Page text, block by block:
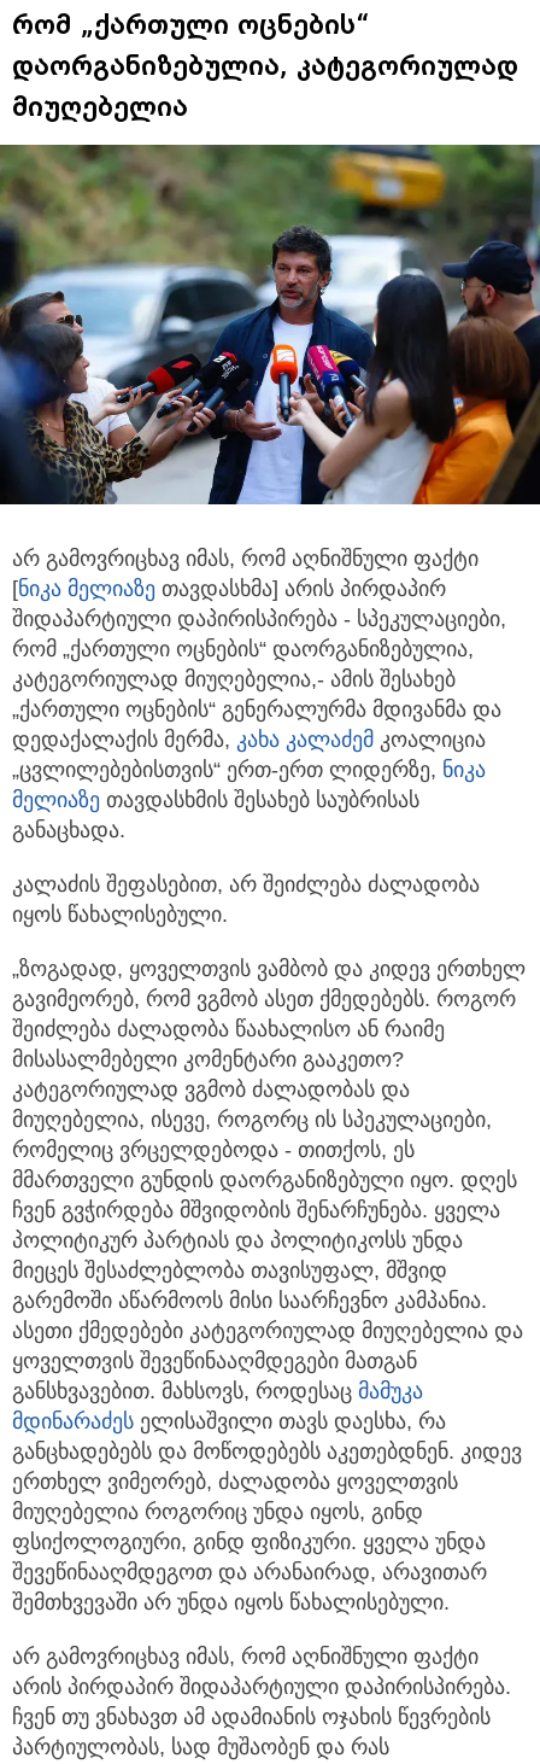
რომ „ქართული ოცნების“
დაორგანიზებულია, კატეგორიულად
მიუღებელია
არ გამოვრიცხავ იმას, რომ აღნიშნული ფაქტი
[ნიკა მელიაზე თავდასხმა] არის პირდაპირ
შიდაპარტიული დაპირისპირება - სპეკულაციები,
რომ „ქართული ოცნების“ დაორგანიზებულია,
კატეგორიულად მიუღებელია,- ამის შესახებ
„ქართული ოცნების“ გენერალურმა მდივანმა და
დედაქალაქის მერმა, კახა კალაძემ კოალიცია
„ცვლილებებისთვის“ ერთ-ერთ ლიდერზე, ნიკა
მელიაზე თავდასხმის შესახებ საუბრისას
განაცხადა.
კალაძის შეფასებით, არ შეიძლება ძალადობა
იყოს წახალისებული.
„ზოგადად, ყოველთვის ვამბობ და კიდევ ერთხელ
გავიმეორებ, რომ ვგმობ ასეთ ქმედებებს. როგორ
შეიძლება ძალადობა წაახალისო ან რაიმე
მისასალმებელი კომენტარი გააკეთო?
კატეგორიულად ვგმობ ძალადობას და
მიუღებელია, ისევე, როგორც ის სპეკულაციები,
რომელიც ვრცელდებოდა - თითქოს, ეს
მმართველი გუნდის დაორგანიზებული იყო. დღეს
ჩვენ გვჭირდება მშვიდობის შენარჩუნება. ყველა
პოლიტიკურ პარტიას და პოლიტიკოსს უნდა
მიეცეს შესაძლებლობა თავისუფალ, მშვიდ
გარემოში აწარმოოს მისი საარჩევნო კამპანია.
ასეთი ქმედებები კატეგორიულად მიუღებელია და
ყოველთვის შევეწინააღმდეგები მათგან
განსხვავებით. მახსოვს, როდესაც მამუკა
მდინარაძეს ელისაშვილი თავს დაესხა, რა
განცხადებებს და მოწოდებებს აკეთებდნენ. კიდევ
ერთხელ ვიმეორებ, ძალადობა ყოველთვის
მიუღებელია როგორიც უნდა იყოს, გინდ
ფსიქოლოგიური, გინდ ფიზიკური. ყველა უნდა
შევეწინააღმდეგოთ და არანაირად, არავითარ
შემთხვევაში არ უნდა იყოს წახალისებული.
არ გამოვრიცხავ იმას, რომ აღნიშნული ფაქტი
არის პირდაპირ შიდაპარტიული დაპირისპირება.
ჩვენ თუ ვნახავთ ამ ადამიანის ოჯახის წევრების
პარტიულობას, სად მუშაობენ და რას